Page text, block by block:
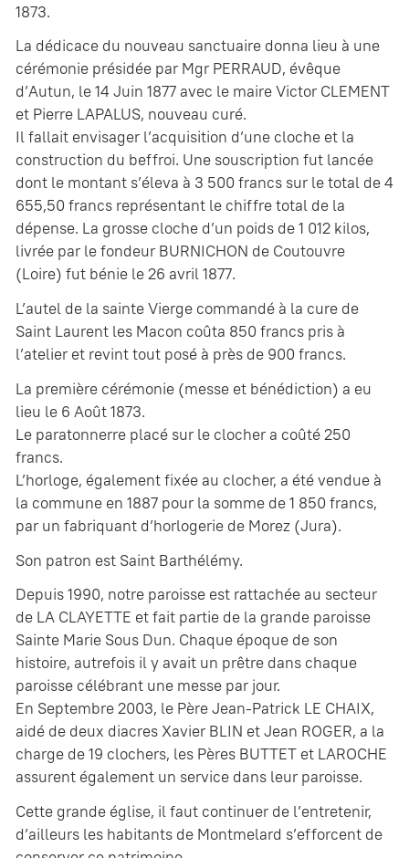
1873.
La dédicace du nouveau sanctuaire donna lieu à une
cérémonie présidée par Mgr PERRAUD, évêque
d’Autun, le 14 Juin 1877 avec le maire Victor CLEMENT
et Pierre LAPALUS, nouveau curé.
Il fallait envisager l’acquisition d’une cloche et la
construction du beffroi. Une souscription fut lancée
dont le montant s’éleva à 3 500 francs sur le total de 4
655,50 francs représentant le chiffre total de la
dépense. La grosse cloche d’un poids de 1 012 kilos,
livrée par le fondeur BURNICHON de Coutouvre
(Loire) fut bénie le 26 avril 1877.
L’autel de la sainte Vierge commandé à la cure de
Saint Laurent les Macon coûta 850 francs pris à
l’atelier et revint tout posé à près de 900 francs.
La première cérémonie (messe et bénédiction) a eu
lieu le 6 Août 1873.
Le paratonnerre placé sur le clocher a coûté 250
francs.
L’horloge, également fixée au clocher, a été vendue à
la commune en 1887 pour la somme de 1 850 francs,
par un fabriquant d’horlogerie de Morez (Jura).
Son patron est Saint Barthélémy.
Depuis 1990, notre paroisse est rattachée au secteur
de LA CLAYETTE et fait partie de la grande paroisse
Sainte Marie Sous Dun. Chaque époque de son
histoire, autrefois il y avait un prêtre dans chaque
paroisse célébrant une messe par jour.
En Septembre 2003, le Père Jean-Patrick LE CHAIX,
aidé de deux diacres Xavier BLIN et Jean ROGER, a la
charge de 19 clochers, les Pères BUTTET et LAROCHE
assurent également un service dans leur paroisse.
Cette grande église, il faut continuer de l’entretenir,
d’ailleurs les habitants de Montmelard s’efforcent de